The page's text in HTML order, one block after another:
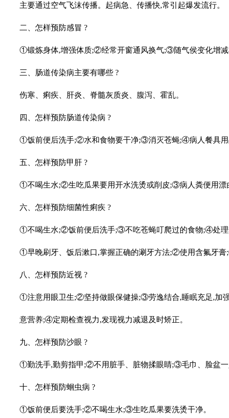
主要通过空气飞沫传播。起病急、传播快,常引起爆发流行。
二、怎样预防感冒 ?
①锻炼身体,增强体质;②经常开窗通风换气;③随气侯变化增
三、肠道传染病主要有哪些 ?
伤寒、痢疾、肝炎、脊髓灰质炎、腹泻、霍乱。
四、怎样预防肠道传染病 ?
①饭前便后洗手;②水和食物要干净;③消灭苍蝇;④病人餐具
五、怎样预防甲肝 ?
①不喝生水;②生吃瓜果要用开水洗烫或削皮;③病人粪便用漂
六、怎样预防细菌性痢疾 ?
①不喝生水;②饭前便后洗手;③不吃苍蝇叮爬过的食物;④处理
①早晚刷牙、饭后漱口,掌握正确的涮牙方法;②使用含氟牙
八、怎样预防近视 ?
①注意用眼卫生;②坚持做眼保健操;③劳逸结合,睡眠充足,加
意营养;④定期检查视力,发现视力减退及时矫正。
九、怎样预防沙眼 ?
①勤洗手,勤剪指甲;②不用脏手、脏物揉眼睛;③毛巾、脸盆一
十、怎样预防蛔虫病 ?
①饭前便后要洗手;②不喝生水;③生吃瓜果要洗烫干净。